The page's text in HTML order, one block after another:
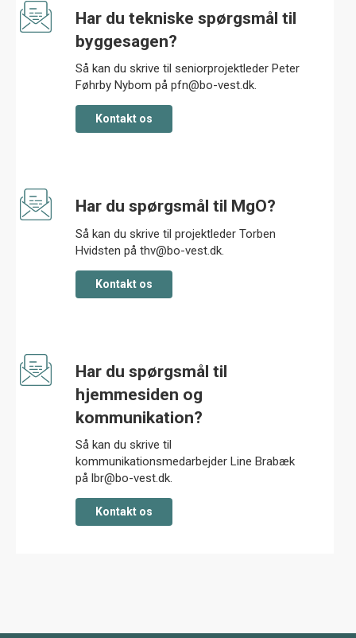
Har du tekniske spørgsmål til
byggesagen?
Så kan du skrive til seniorprojektleder Peter
Føhrby Nybom på pfn@bo-vest.dk.
kontakt os
Har du spørgsmål til MgO?
Så kan du skrive til projektleder Torben
Hvidsten på thv@bo-vest.dk.
kontakt os
Har du spørgsmål til
hjemmesiden og
kommunikation?
Så kan du skrive til
kommunikationsmedarbejder Line Brabæk
på lbr@bo-vest.dk.
kontakt os